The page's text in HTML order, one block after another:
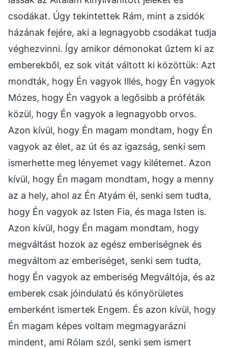
csodákat. Úgy tekintettek Rám, mint a zsidók
házának fejére, aki a legnagyobb csodákat tudja
véghezvinni. Így amikor démonokat űztem ki az
emberekből, ez sok vitát váltott ki közöttük: Azt
mondták, hogy Én vagyok Illés, hogy Én vagyok
Mózes, hogy Én vagyok a legősibb a próféták
közül, hogy Én vagyok a legnagyobb orvos.
Azon kívül, hogy Én magam mondtam, hogy Én
vagyok az élet, az út és az igazság, senki sem
ismerhette meg lényemet vagy kilétemet. Azon
kívül, hogy Én magam mondtam, hogy a menny
az a hely, ahol az Én Atyám él, senki sem tudta,
hogy Én vagyok az Isten Fia, és maga Isten is.
Azon kívül, hogy Én magam mondtam, hogy
megváltást hozok az egész emberiségnek és
megváltom az emberiséget, senki sem tudta,
hogy Én vagyok az emberiség Megváltója, és az
emberek csak jóindulatú és könyörületes
emberként ismertek Engem. És azon kívül, hogy
Én magam képes voltam megmagyarázni
mindent, ami Rólam szól, senki sem ismert